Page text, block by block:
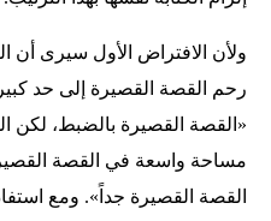
ولأن الافتراض الأول سيرى
رحم القصة القصيرة إلى حد
«القصة القصيرة بالضبط، لكن
مساحة واسعة في القصة
القصة القصيرة جداً». ومع